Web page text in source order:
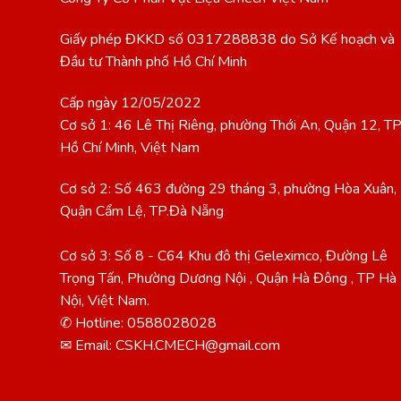
Giấy phép ĐKKD số 0317288838 do Sở Kế hoạch và
Đầu tư Thành phố Hồ Chí Minh
Cấp ngày 12/05/2022
Cơ sở 1: 46 Lê Thị Riêng, phường Thới An, Quận 12, TP
Hồ Chí Minh, Việt Nam
Cơ sở 2: Số 463 đường 29 tháng 3, phường Hòa Xuân,
Quận Cẩm Lệ, TP.Đà Nẵng
Cơ sở 3: Số 8 - C64 Khu đô thị Geleximco, Đường Lê
Trọng Tấn, Phường Dương Nội , Quận Hà Đông , TP Hà
Nội, Việt Nam.
✆ Hotline: 0588028028
✉ Email: CSKH.CMECH@gmail.com